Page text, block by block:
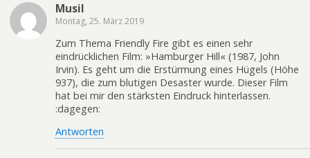
Musil
Montag, 25. März 2019
Zum Thema Friendly Fire gibt es einen sehr
eindrücklichen Film: »Hamburger Hill« (1987, John
Irvin). Es geht um die Erstürmung eines Hügels (Höhe
937), die zum blutigen Desaster wurde. Dieser Film
hat bei mir den stärksten Eindruck hinterlassen.
:dagegen:
Antworten